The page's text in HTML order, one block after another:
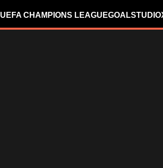
UEFA CHAMPIONS LEAGUEGOALSTUDIO